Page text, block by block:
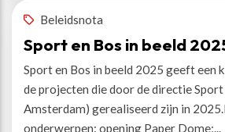
Beleidsnota
Sport en Bos in beeld
Sport en Bos in beeld 2025 geeft een
de projecten die door de directie
Amsterdam) gerealiseerd zijn in
onderwerpen: opening Paper Dome;...